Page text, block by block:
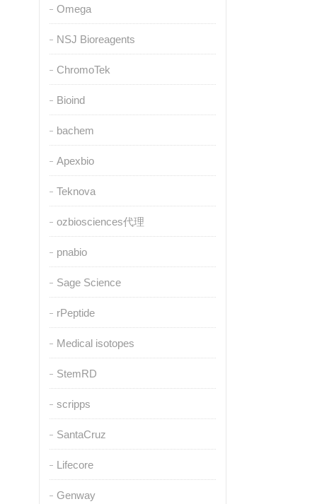
Omega
NSJ Bioreagents
ChromoTek
Bioind
bachem
Apexbio
Teknova
ozbiosciences代理
pnabio
Sage Science
rPeptide
Medical isotopes
StemRD
scripps
SantaCruz
Lifecore
Genway